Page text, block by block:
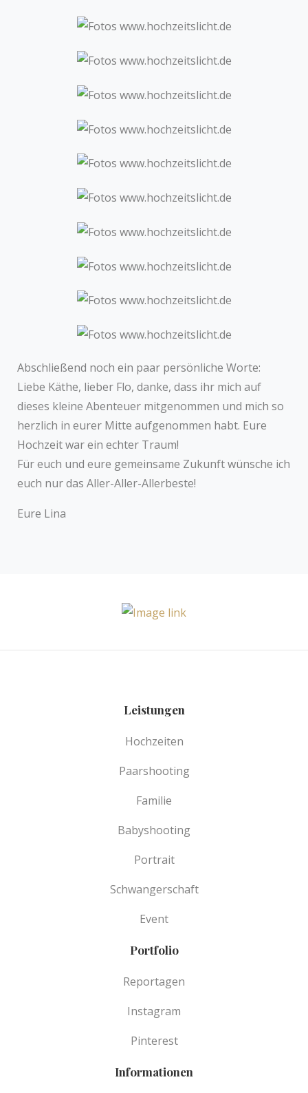
Abschließend noch ein paar persönliche Worte:
Liebe Käthe, lieber Flo, danke, dass ihr mich auf
dieses kleine Abenteuer mitgenommen und mich so
herzlich in eurer Mitte aufgenommen habt. Eure
Hochzeit war ein echter Traum!
Für euch und eure gemeinsame Zukunft wünsche ich
euch nur das Aller-Aller-Allerbeste!
Eure Lina
Leistungen
Hochzeiten
Paarshooting
Familie
Babyshooting
Portrait
Schwangerschaft
Event
Portfolio
Reportagen
Instagram
Pinterest
Informationen